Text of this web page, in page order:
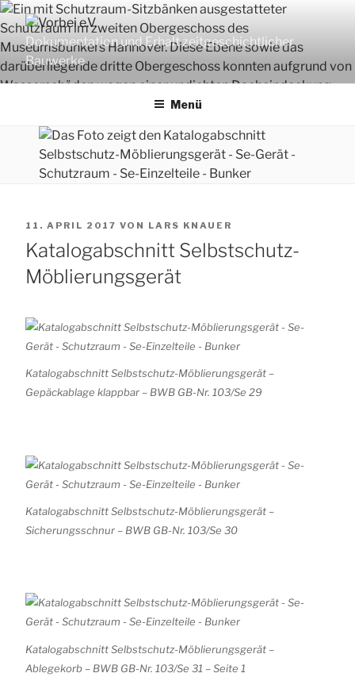
Zum
Inhalt
springenDokumentation und Erhalt zeitgeschichtlicher
Bauwerke
Menü
VERÖFFENTLICHT
AM
11. APRIL 2017 VON LARS KNAUER
Katalogabschnitt Selbstschutz-
Möblierungsgerät
Katalogabschnitt Selbstschutz-Möblierungsgerät –
Gepäckablage klappbar – BWB GB-Nr. 103/Se 29
Katalogabschnitt Selbstschutz-Möblierungsgerät –
Sicherungsschnur – BWB GB-Nr. 103/Se 30
Katalogabschnitt Selbstschutz-Möblierungsgerät –
Ablegekorb – BWB GB-Nr. 103/Se 31 – Seite 1